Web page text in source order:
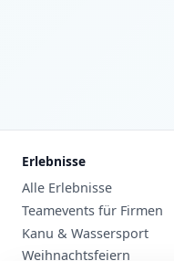
Erlebnisse
Alle Erlebnisse
Teamevents für Firmen
Kanu & Wassersport
Weihnachtsfeiern